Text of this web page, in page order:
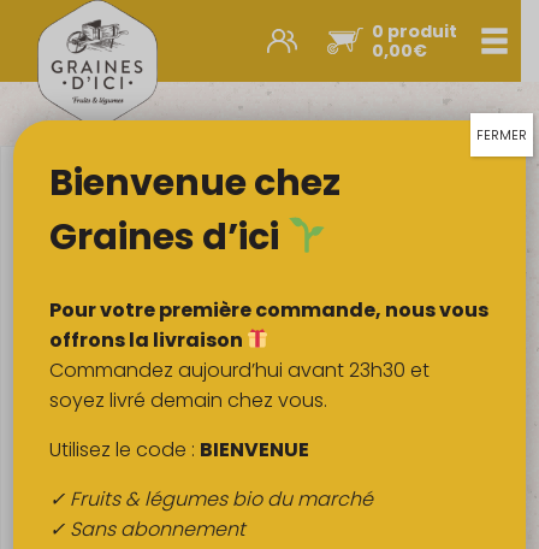
0 produit
0,00€
Promos et nouveautés
Légumes & œufs
Fruits
Viandes
Boulangerie
Crémerie
Poissons
Épicerie sucrée
Épices
Boissons
Bienvenue chez
Graines d’ici
Pour votre première commande, nous vous
offrons la livraison
Commandez aujourd’hui avant 23h30 et
soyez livré demain chez vous.
Utilisez le code : BIENVENUE
✓ Fruits & légumes bio du marché
✓ Sans abonnement
FERMER